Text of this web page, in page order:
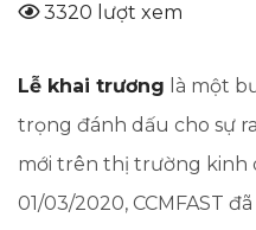
3320 lượt xem
Lễ khai trương là một
trọng đánh dấu cho sự
mới trên thị trường kinh
01/03/2020, CCMFAST